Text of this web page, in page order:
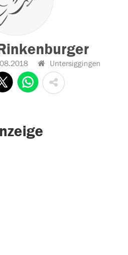
Untersiggingen